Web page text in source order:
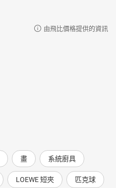
由飛比價格提供的資訊
畫 系統廚具
LOEWE 短夾 匹克球